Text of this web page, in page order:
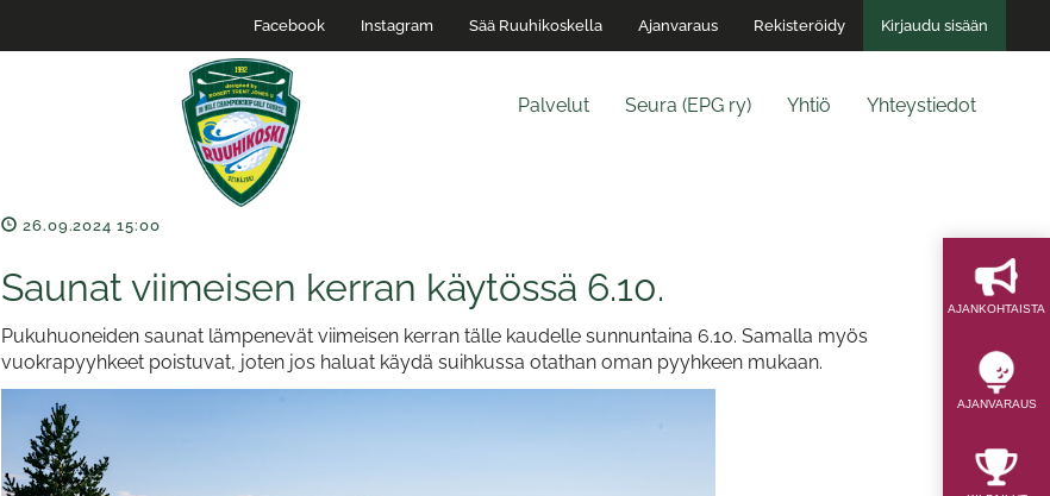
Facebook Instagram Sää Ruuhikoskella Ajanvaraus Rekisteröidy Kirjaudu sisään
Yhteystiedot
Yhtiö
Seura (EPG ry)
Palvelut
AJAN­KOHTAISTA
AJAN­VARAUS
26.09.2024 15:00
Saunat viimeisen kerran käytössä 6.10.
Pukuhuoneiden saunat lämpenevät viimeisen kerran tälle kaudelle sunnuntaina 6.10. Samalla myös
vuokrapyyhkeet poistuvat, joten jos haluat käydä suihkussa otathan oman pyyhkeen mukaan.